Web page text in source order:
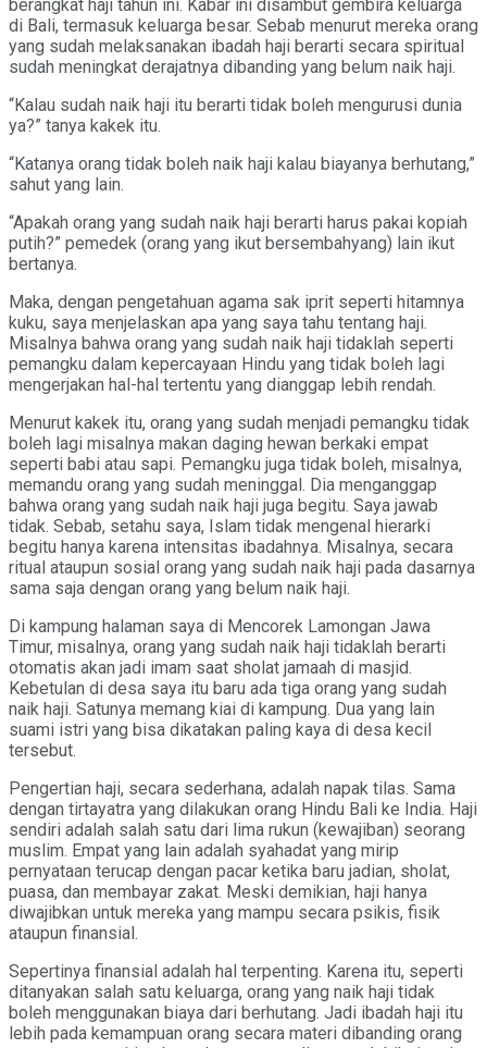
berangkat haji tahun ini. Kabar ini disambut gembira keluarga
di Bali, termasuk keluarga besar. Sebab menurut mereka orang
yang sudah melaksanakan ibadah haji berarti secara spiritual
sudah meningkat derajatnya dibanding yang belum naik haji.
“Kalau sudah naik haji itu berarti tidak boleh mengurusi dunia
ya?” tanya kakek itu.
“Katanya orang tidak boleh naik haji kalau biayanya berhutang,”
sahut yang lain.
“Apakah orang yang sudah naik haji berarti harus pakai kopiah
putih?” pemedek (orang yang ikut bersembahyang) lain ikut
bertanya.
Maka, dengan pengetahuan agama sak iprit seperti hitamnya
kuku, saya menjelaskan apa yang saya tahu tentang haji.
Misalnya bahwa orang yang sudah naik haji tidaklah seperti
pemangku dalam kepercayaan Hindu yang tidak boleh lagi
mengerjakan hal-hal tertentu yang dianggap lebih rendah.
Menurut kakek itu, orang yang sudah menjadi pemangku tidak
boleh lagi misalnya makan daging hewan berkaki empat
seperti babi atau sapi. Pemangku juga tidak boleh, misalnya,
memandu orang yang sudah meninggal. Dia menganggap
bahwa orang yang sudah naik haji juga begitu. Saya jawab
tidak. Sebab, setahu saya, Islam tidak mengenal hierarki
begitu hanya karena intensitas ibadahnya. Misalnya, secara
ritual ataupun sosial orang yang sudah naik haji pada dasarnya
sama saja dengan orang yang belum naik haji.
Di kampung halaman saya di Mencorek Lamongan Jawa
Timur, misalnya, orang yang sudah naik haji tidaklah berarti
otomatis akan jadi imam saat sholat jamaah di masjid.
Kebetulan di desa saya itu baru ada tiga orang yang sudah
naik haji. Satunya memang kiai di kampung. Dua yang lain
suami istri yang bisa dikatakan paling kaya di desa kecil
tersebut.
Pengertian haji, secara sederhana, adalah napak tilas. Sama
dengan tirtayatra yang dilakukan orang Hindu Bali ke India. Haji
sendiri adalah salah satu dari lima rukun (kewajiban) seorang
muslim. Empat yang lain adalah syahadat yang mirip
pernyataan terucap dengan pacar ketika baru jadian, sholat,
puasa, dan membayar zakat. Meski demikian, haji hanya
diwajibkan untuk mereka yang mampu secara psikis, fisik
ataupun finansial.
Sepertinya finansial adalah hal terpenting. Karena itu, seperti
ditanyakan salah satu keluarga, orang yang naik haji tidak
boleh menggunakan biaya dari berhutang. Jadi ibadah haji itu
lebih pada kemampuan orang secara materi dibanding orang